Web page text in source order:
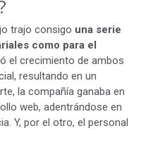
trajo consigo una serie
como para el
el crecimiento de ambos
resultando en un
la compañía ganaba en
web, adentrándose en
Y, por el otro, el personal